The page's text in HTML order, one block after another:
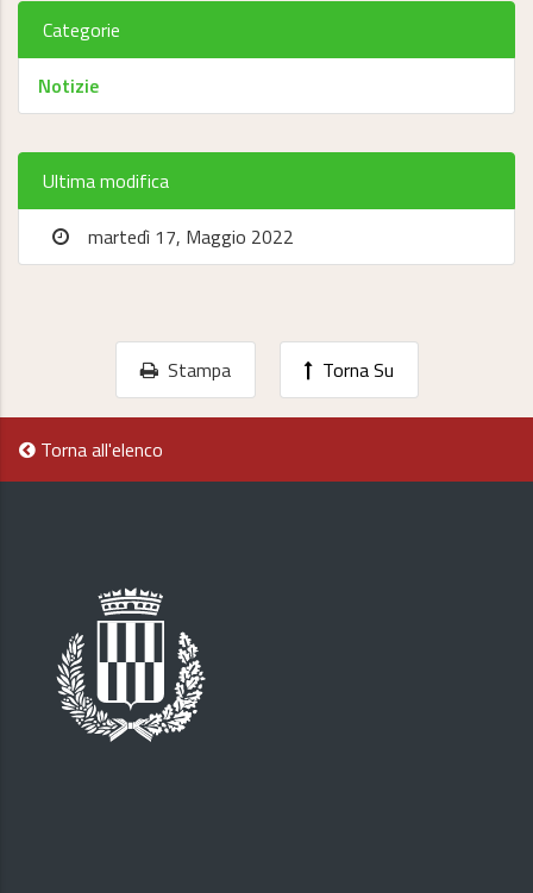
Categorie
Notizie
Ultima modifica
martedì 17, Maggio 2022
Stampa Torna Su
Torna all'elenco